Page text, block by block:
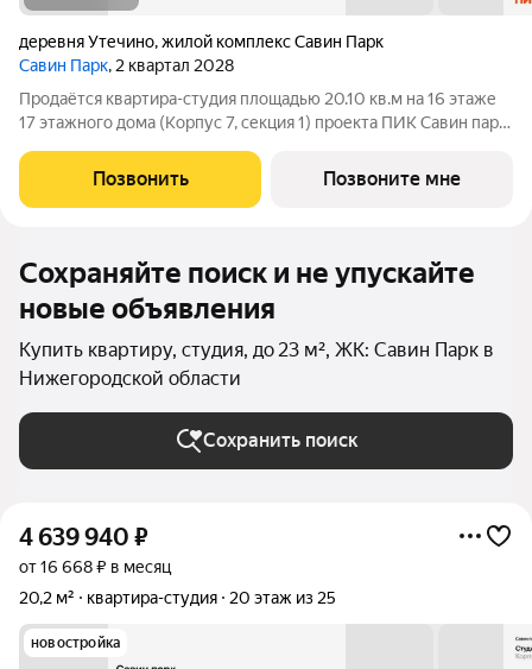
деревня Утечино,жилой комплекс Савин Парк
Савин Парк, 2 квартал 2028
Продаётся квартира-студия площадью 20.10 кв.м на 16 этаже
17 этажного дома (Корпус 7, секция 1) проекта ПИК Савин парк.
функциональная планировка, большие окна, с отделкой. Жилой
квартал «Савин парк»
Позвонить Позвоните мне
Сохраняйте поиск и не упускайте
новые объявления
Купить квартиру, студия, до 23 м², ЖК: Савин Парк в
Нижегородской области
Сохранить поиск
4 639 940 ₽
от 16 668 ₽ в месяц
20,2 м²
квартира-студия 20 этаж из 25
новостройка